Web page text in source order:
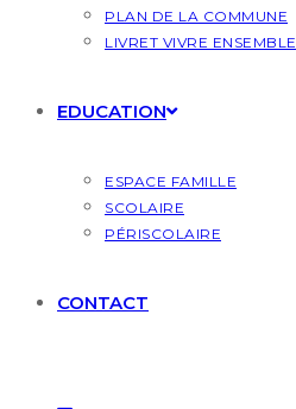
PLAN DE LA COMMUNE
LIVRET VIVRE ENSEMBLE
EDUCATION
ESPACE FAMILLE
SCOLAIRE
PÉRISCOLAIRE
CONTACT